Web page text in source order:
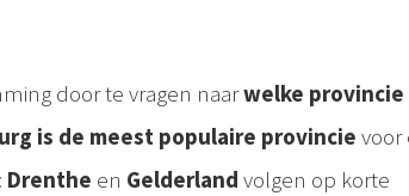
door te vragen naarwelke provincie
is de meest populaire provincie voor
Drenthe en Gelderland volgen op korte